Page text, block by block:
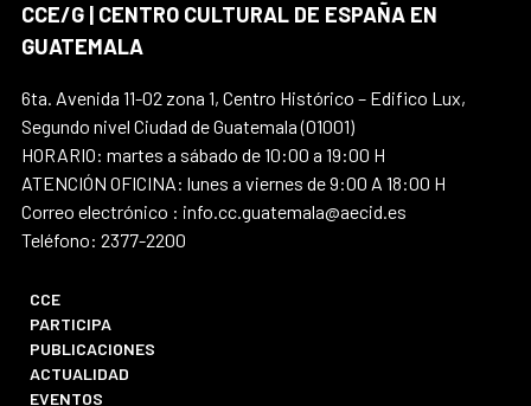
CCE/G | CENTRO CULTURAL DE ESPAÑA EN
GUATEMALA
6ta. Avenida 11-02 zona 1, Centro Histórico – Edifico Lux,
Segundo nivel Ciudad de Guatemala (01001)
HORARIO: martes a sábado de 10:00 a 19:00 H
ATENCIÓN OFICINA: lunes a viernes de 9:00 A 18:00 H
Correo electrónico : info.cc.guatemala@aecid.es
Teléfono: 2377-2200
CCE
PARTICIPA
PUBLICACIONES
ACTUALIDAD
EVENTOS